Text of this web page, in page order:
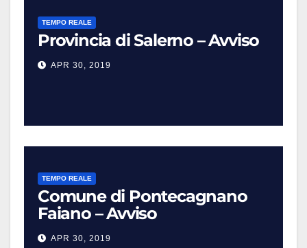
TEMPO REALE
Provincia di Salerno – Avviso
APR 30, 2019
TEMPO REALE
Comune di Pontecagnano
Faiano – Avviso
APR 30, 2019